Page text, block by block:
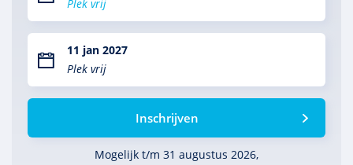
Plek vrij
11 jan 2027
Plek vrij
Inschrijven
Mogelijk t/m 31 augustus 2026,